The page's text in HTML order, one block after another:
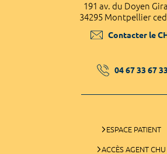
191 av. du Doyen
34295 Montpellier
Contacter le
04 67 33 67 33
ESPACE PATIENT
ACCÈS AGENT CHU